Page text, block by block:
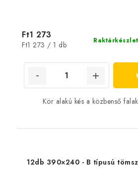
Raktárkészlet
Ft1 273
Egységár:
Ft1 273 / 1 db
Kör alakú kés a közbenső
12db 390×240 - B típusú